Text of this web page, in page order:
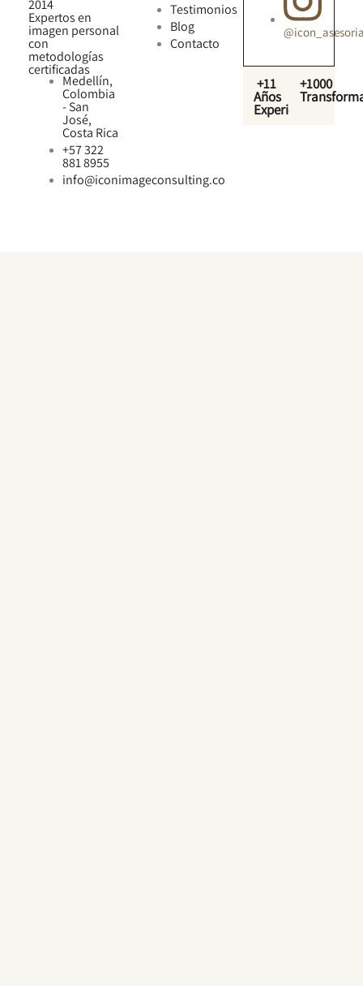
2014
Expertos en
imagen personal
con
metodologías
certificadas
Medellín,
Colombia
- San
José,
Costa Rica
+57 322
881 8955
info@iconimageconsulting.co
Testimonios
Blog
Contacto
+11
Años
Experiencia
+1000